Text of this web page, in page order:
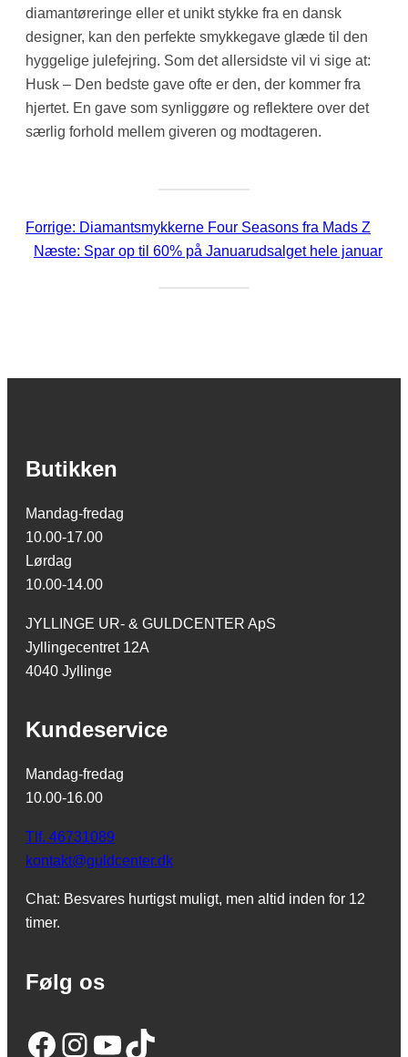
diamantøreringe eller et unikt stykke fra en dansk
designer, kan den perfekte smykkegave glæde til den
hyggelige julefejring. Som det allersidste vil vi sige at:
Husk – Den bedste gave ofte er den, der kommer fra
hjertet. En gave som synliggøre og reflektere over det
særlig forhold mellem giveren og modtageren.
Forrige: Diamantsmykkerne Four Seasons fra Mads Z
Næste: Spar op til 60% på Januarudsalget hele januar
Butikken
Mandag-fredag
10.00-17.00
Lørdag
10.00-14.00
JYLLINGE UR- & GULDCENTER ApS
Jyllingecentret 12A
4040 Jyllinge
Kundeservice
Mandag-fredag
10.00-16.00
Tlf. 46731089
kontakt@guldcenter.dk
Chat: Besvares hurtigst muligt, men altid inden for 12
timer.
Følg os
Facebook Instagram YouTube TikTok